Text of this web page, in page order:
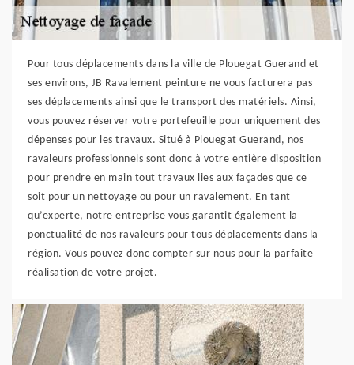
Pour tous déplacements dans la ville de Plouegat Guerand et
ses environs, JB Ravalement peinture ne vous facturera pas
ses déplacements ainsi que le transport des matériels. Ainsi,
vous pouvez réserver votre portefeuille pour uniquement des
dépenses pour les travaux. Situé à Plouegat Guerand, nos
ravaleurs professionnels sont donc à votre entière disposition
pour prendre en main tout travaux lies aux façades que ce
soit pour un nettoyage ou pour un ravalement. En tant
qu’experte, notre entreprise vous garantit également la
ponctualité de nos ravaleurs pour tous déplacements dans la
région. Vous pouvez donc compter sur nous pour la parfaite
réalisation de votre projet.